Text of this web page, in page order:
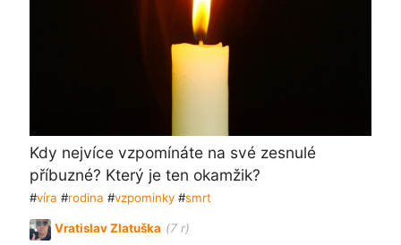
Kdy nejvíce vzpomínáte na své zesnulé
příbuzné? Který je ten okamžik?
#víra #rodina #vzpominky#smrt
Vratislav Zlatuška (7 r)